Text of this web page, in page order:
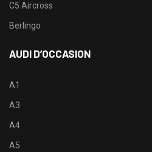
C5 Aircross
Berlingo
AUDI D’OCCASION
A1
A3
A4
A5